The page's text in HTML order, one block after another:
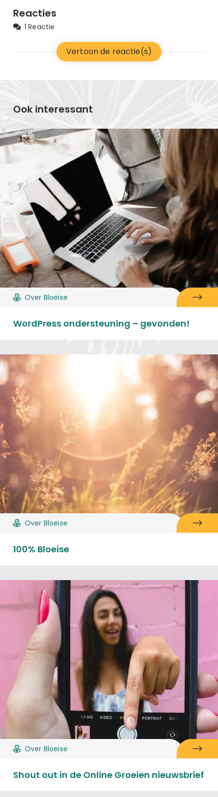
Reacties
1 Reactie
Vertoon de reactie(s)
Ook interessant
Over Bloeise
WordPress ondersteuning – gevonden!
Over Bloeise
100% Bloeise
Over Bloeise
Shout out in de Online Groeien nieuwsbrief